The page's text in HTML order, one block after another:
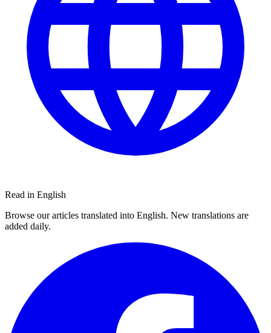
Read in English
Browse our articles translated into English. New translations are
added daily.